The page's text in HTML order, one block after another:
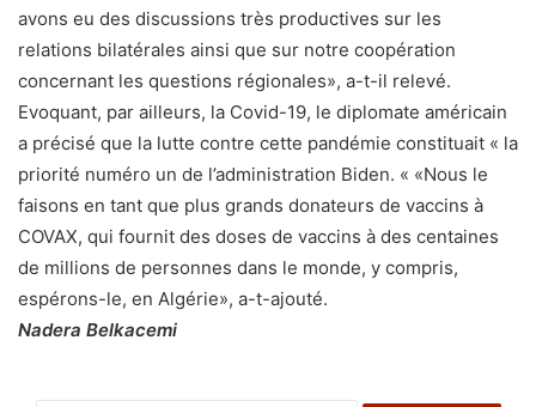
avons eu des discussions très productives sur les
relations bilatérales ainsi que sur notre coopération
concernant les questions régionales», a-t-il relevé.
Evoquant, par ailleurs, la Covid-19, le diplomate américain
a précisé que la lutte contre cette pandémie constituait « la
priorité numéro un de l’administration Biden. « «Nous le
faisons en tant que plus grands donateurs de vaccins à
COVAX, qui fournit des doses de vaccins à des centaines
de millions de personnes dans le monde, y compris,
espérons-le, en Algérie», a-t-ajouté.
Nadera Belkacemi